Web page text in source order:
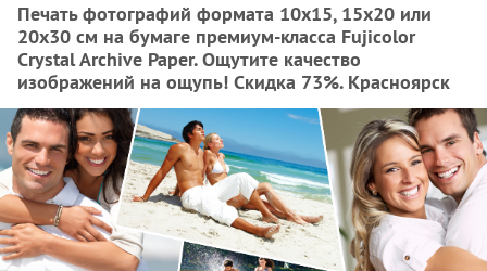
Печать фотографий формата 10х15, 15х20 или
20х30 см на бумаге премиум-класса Fujicolor
Crystal Archive Paper. Ощутите качество
изображений на ощупь! Скидка 73%. Красноярск